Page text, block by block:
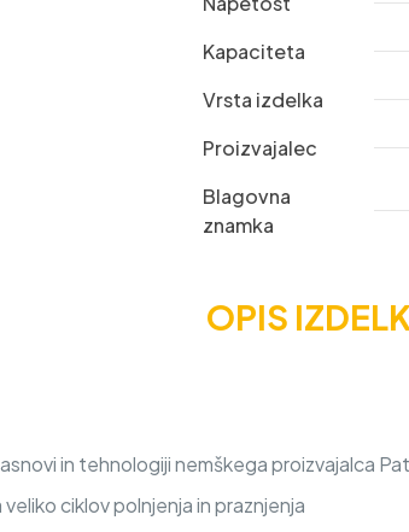
Kapaciteta
Vrsta izdelka
Proizvajalec
Blagovna
znamka
OPIS
in tehnologiji nemškega proizvajalca
ciklov polnjenja in praznjenja